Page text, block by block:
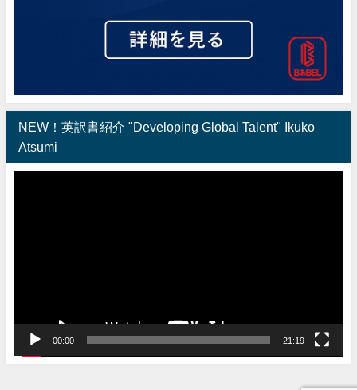
NEW！英訳書紹介 "Developing Global Talent" Ikuko
Atsumi
00:00 21:19